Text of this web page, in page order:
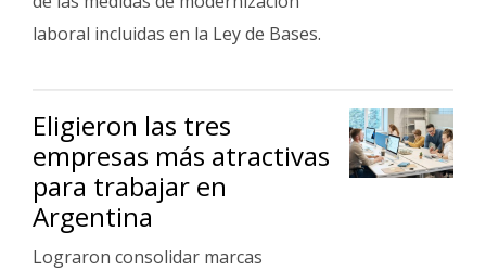
laboral incluidas en la Ley de Bases.
Eligieron las tres
empresas más atractivas
para trabajar en
Argentina
Lograron consolidar marcas